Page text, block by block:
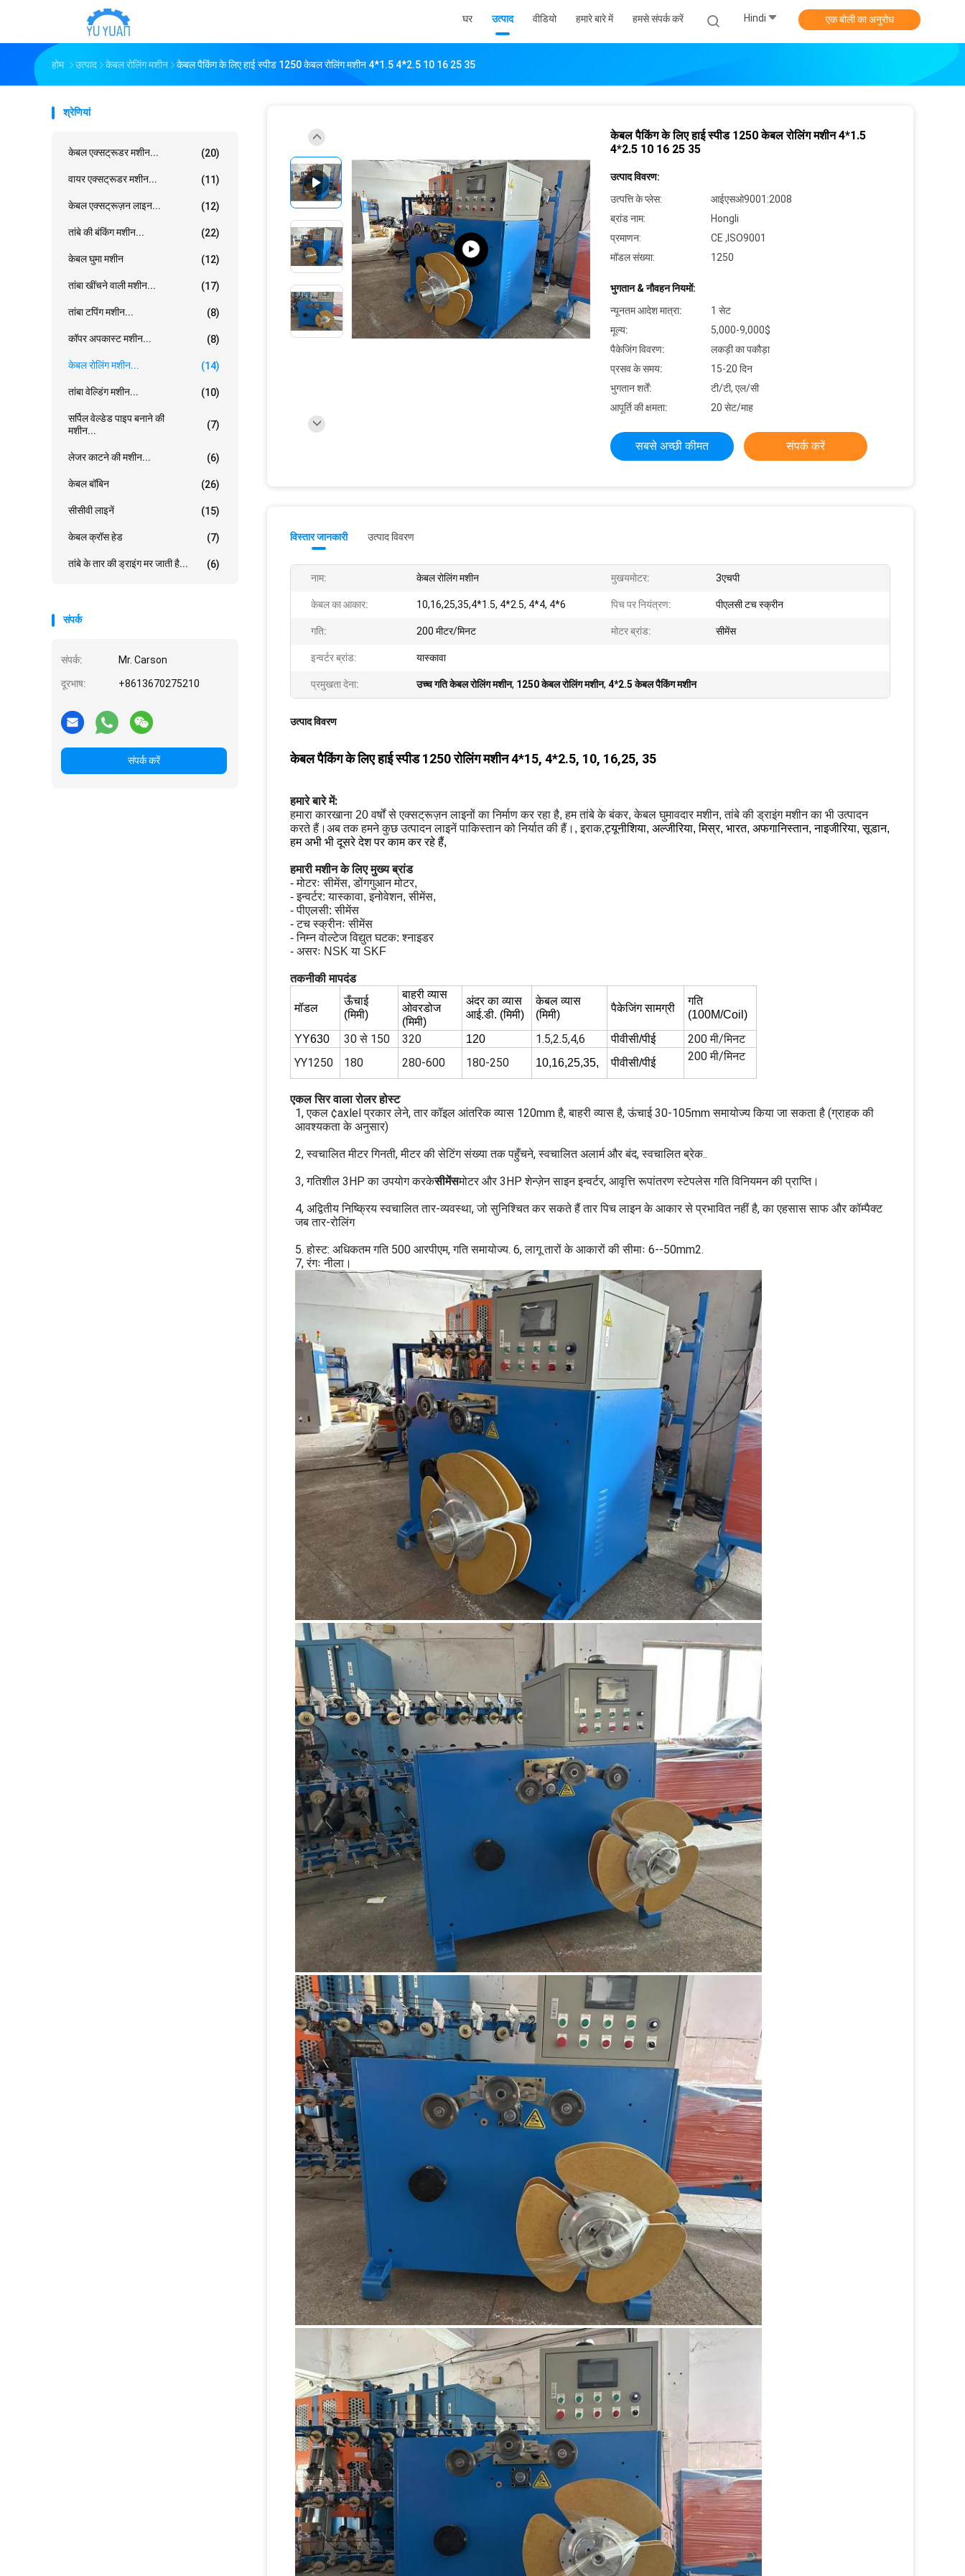
घर उत्पाद वीडियो हमारे बारे में हमसे संपर्क करें Hindi एक बोली का अनुरोध
होम उत्पाद केबल रोलिंग मशीन केबल पैकिंग के लिए हाई स्पीड 1250 केबल रोलिंग मशीन 4*1.5 4*2.5 10 16 25 35
श्रेणियां
केबल एक्सट्रूडर मशीन... (20)
वायर एक्सट्रूडर मशीन... (11)
केबल एक्सट्रूज़न लाइन... (12)
तांबे की बंकिंग मशीन... (22)
केबल घुमा मशीन (12)
तांबा खींचने वाली मशीन... (17)
तांबा टपिंग मशीन... (8)
कॉपर अपकास्ट मशीन... (8)
केबल रोलिंग मशीन... (14)
तांबा वेल्डिंग मशीन... (10)
सर्पिल वेल्डेड पाइप बनाने की
मशीन...
(7)
लेजर काटने की मशीन... (6)
केबल बॉबिन (26)
सीसीवी लाइनें (15)
केबल क्रॉस हेड (7)
तांबे के तार की ड्राइंग मर जाती है... (6)
संपर्क
संपर्क: Mr. Carson
दूरभाष: +8613670275210
संपर्क करें
केबल पैकिंग के लिए हाई स्पीड 1250 केबल रोलिंग मशीन 4*1.5
4*2.5 10 16 25 35
उत्पाद विवरण:
उत्पत्ति के प्लेस:
आईएसओ9001:2008
ब्रांड नाम:
Hongli
प्रमाणन:
CE ,ISO9001
मॉडल संख्या:
1250
भुगतान & नौवहन नियमों:
न्यूनतम आदेश मात्रा:
1 सेट
मूल्य:
5,000-9,000$
पैकेजिंग विवरण:
लकड़ी का पकौड़ा
प्रसव के समय:
15-20 दिन
भुगतान शर्तें:
टी/टी, एल/सी
आपूर्ति की क्षमता:
20 सेट/माह
सबसे अच्छी कीमत संपर्क करें
विस्तार जानकारी उत्पाद विवरण
नाम: केबल रोलिंग मशीन मुखयमोटर: 3एचपी
केबल का आकार: 10,16,25,35,4*1.5, 4*2.5, 4*4, 4*6 पिच पर नियंत्रण: पीएलसी टच स्क्रीन
गति: 200 मीटर/मिनट मोटर ब्रांड: सीमेंस
इन्वर्टर ब्रांड: यास्कावा
प्रमुखता देना: उच्च गति केबल रोलिंग मशीन, 1250 केबल रोलिंग मशीन, 4*2.5 केबल पैकिंग मशीन
उत्पाद विवरण
केबल पैकिंग के लिए हाई स्पीड 1250 रोलिंग मशीन 4*15, 4*2.5, 10, 16,25, 35
हमारे बारे में:
हमारा कारखाना 20 वर्षों से एक्सट्रूज़न लाइनों का निर्माण कर रहा है, हम तांबे के बंकर, केबल घुमावदार मशीन, तांबे की ड्राइंग मशीन का भी उत्पादन
करते हैं।अब तक हमने कुछ उत्पादन लाइनें पाकिस्तान को निर्यात की हैं।, इराक,ट्यूनीशिया, अल्जीरिया, मिस्र, भारत, अफगानिस्तान, नाइजीरिया, सूडान,
हम अभी भी दूसरे देश पर काम कर रहे हैं,
हमारी मशीन के लिए मुख्य ब्रांड
- मोटरः सीमेंस, डोंगगुआन मोटर,
- इन्वर्टर: यास्कावा, इनोवेशन, सीमेंस,
- पीएलसी: सीमेंस
- टच स्क्रीनः सीमेंस
- निम्न वोल्टेज विद्युत घटक: श्नाइडर
- असरः NSK या SKF
तकनीकी मापदंड
मॉडल
ऊँचाई
(मिमी)
बाहरी व्यास
ओवरडोज
(मिमी)
अंदर का व्यास
आई.डी. (मिमी)
केबल व्यास
(मिमी)
पैकेजिंग सामग्री
गति
(100M/Coil)
YY630
30 से 150 320 120 1.5,2.5,4,6 पीवीसी/पीई
200 मी/मिनट
YY1250
180 280-600 180-250 10,16,25,35, पीवीसी/पीई 200 मी/मिनट
एकल सिर वाला रोलर होस्ट
1, एकल ¢axlel प्रकार लेने, तार कॉइल आंतरिक व्यास 120mm है, बाहरी व्यास है, ऊंचाई 30-105mm समायोज्य किया जा सकता है (ग्राहक की
आवश्यकता के अनुसार)
2, स्वचालित मीटर गिनती, मीटर की सेटिंग संख्या तक पहुँचने, स्वचालित अलार्म और बंद, स्वचालित ब्रेक..
3, गतिशील 3HP का उपयोग करकेसीमेंसमोटर और 3HP शेन्ज़ेन साइन इन्वर्टर, आवृत्ति रूपांतरण स्टेपलेस गति विनियमन की प्राप्ति।
4, अद्वितीय निष्क्रिय स्वचालित तार-व्यवस्था, जो सुनिश्चित कर सकते हैं तार पिच लाइन के आकार से प्रभावित नहीं है, का एहसास साफ और कॉम्पैक्ट
जब तार-रोलिंग
5. होस्ट: अधिकतम गति 500 आरपीएम, गति समायोज्य. 6, लागू तारों के आकारों की सीमाः 6--50mm2.
7, रंगः नीला।